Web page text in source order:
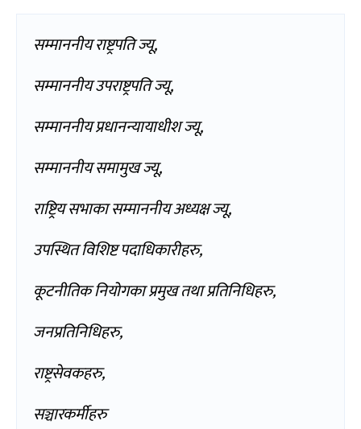
सम्माननीय राष्ट्रपति ज्यू,
सम्माननीय उपराष्ट्रपति ज्यू,
सम्माननीय प्रधानन्यायाधीश ज्यू,
सम्माननीय समामुख ज्यू,
राष्ट्रिय सभाका सम्माननीय अध्यक्ष ज्यू,
उपस्थित विशिष्ट पदाधिकारीहरु,
कूटनीतिक नियोगका प्रमुख तथा प्रतिनिधिहरु,
जनप्रतिनिधिहरु,
राष्ट्रसेवकहरु,
सञ्चारकर्मीहरु